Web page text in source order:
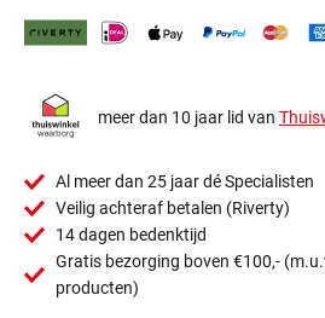
meer dan 10 jaar lid van
Al meer dan 25 jaar dé Specialisten
Veilig achteraf betalen (Riverty)
14 dagen bedenktijd
Gratis bezorging boven €100,-
producten)